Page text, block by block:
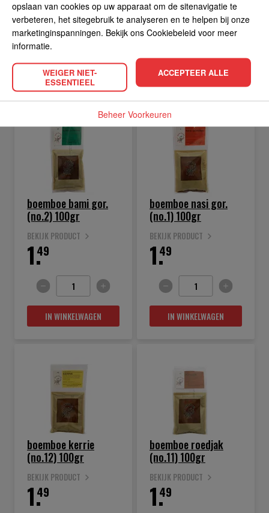
49
1.
IN WINKELWAGEN
49
1.
IN WINKELWAGEN
boemboe bami gor.
(no.2) 100gr
BEKIJK PRODUCT
49
1.
IN WINKELWAGEN
boemboe nasi gor.
(no.1) 100gr
BEKIJK PRODUCT
49
1.
IN WINKELWAGEN
boemboe kerrie
(no.12) 100gr
BEKIJK PRODUCT
49
1.
boemboe roedjak
(no.11) 100gr
BEKIJK PRODUCT
49
1.
opslaan van cookies op uw apparaat om de sitenavigatie te
verbeteren, het sitegebruik te analyseren en te helpen bij onze
marketinginspanningen. Bekijk ons Cookiebeleid voor meer
informatie.
WEIGER NIET-
ESSENTIEEL
ACCEPTEER ALLE
Beheer Voorkeuren